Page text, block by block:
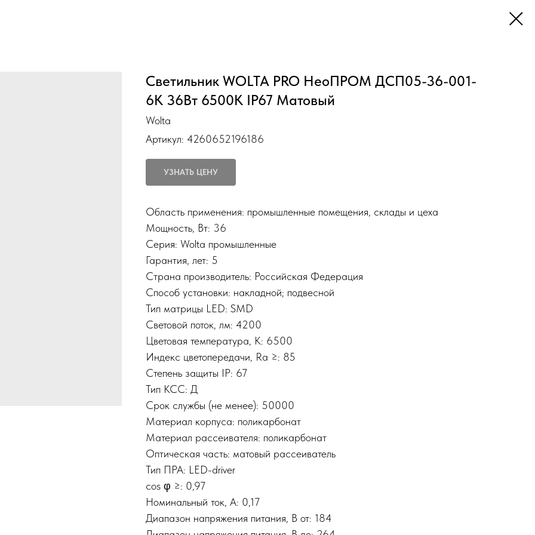
Светильник WOLTA PRO НеоПРОМ ДСП05-36-001-
6К 36Вт 6500K IP67 Матовый
Wolta
Артикул: 4260652196186
УЗНАТЬ ЦЕНУ
Область применения: промышленные помещения, склады и цеха
Мощность, Вт: 36
Серия: Wolta промышленные
Гарантия, лет: 5
Страна производитель: Российская Федерация
Способ установки: накладной; подвесной
Тип матрицы LED: SMD
Световой поток, лм: 4200
Цветовая температура, К: 6500
Индекс цветопередачи, Ra ≥: 85
Степень защиты IP: 67
Тип КСС: Д
Срок службы (не менее): 50000
Материал корпуса: поликарбонат
Материал рассеивателя: поликарбонат
Оптическая часть: матовый рассеиватель
Тип ПРА: LED-driver
cos φ ≥: 0,97
Номинальный ток, A: 0,17
Диапазон напряжения питания, В от: 184